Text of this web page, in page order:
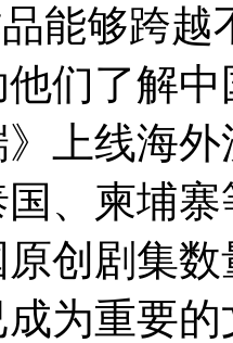
能够跨越
们了解
上线海
、柬埔
创剧集
为重要